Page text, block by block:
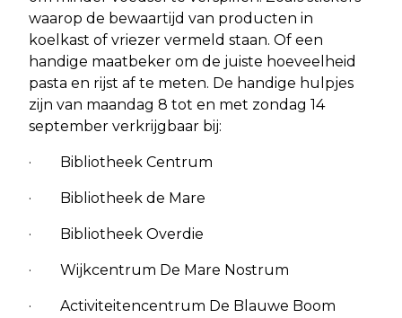
waarop de bewaartijd van producten in
koelkast of vriezer vermeld staan. Of een
handige maatbeker om de juiste hoeveelheid
pasta en rijst af te meten. De handige hulpjes
zijn van maandag 8 tot en met zondag 14
september verkrijgbaar bij:
· Bibliotheek Centrum
· Bibliotheek de Mare
· Bibliotheek Overdie
· Wijkcentrum De Mare Nostrum
· Activiteitencentrum De Blauwe Boom